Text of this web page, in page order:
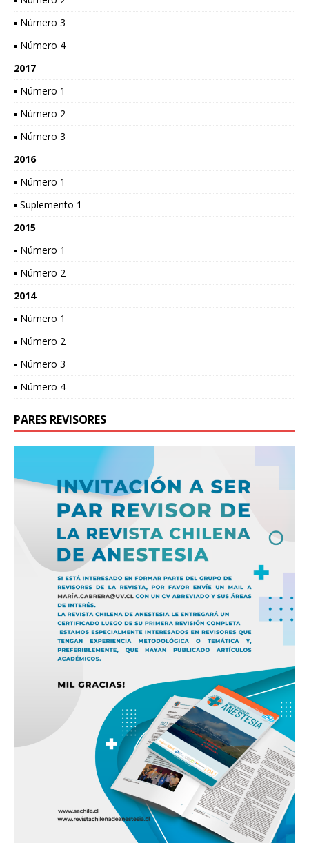
▪ Número 3
▪ Número 4
2017
▪ Número 1
▪ Número 2
▪ Número 3
2016
▪ Número 1
▪ Suplemento 1
2015
▪ Número 1
▪ Número 2
2014
▪ Número 1
▪ Número 2
▪ Número 3
▪ Número 4
PARES REVISORES